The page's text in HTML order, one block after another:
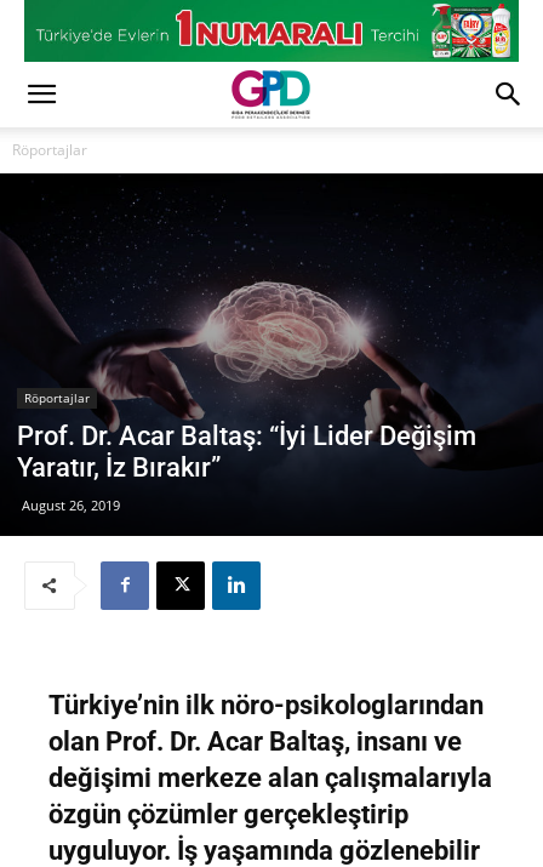
Röportajlar
Röportajlar
Prof. Dr. Acar Baltaş: “İyi Lider Değişim
Yaratır, İz Bırakır”
August 26, 2019
Türkiye’nin ilk nöro-psikologlarından
olan Prof. Dr. Acar Baltaş, insanı ve
değişimi merkeze alan çalışmalarıyla
özgün çözümler gerçekleştirip
uyguluyor. İş yaşamında gözlenebilir